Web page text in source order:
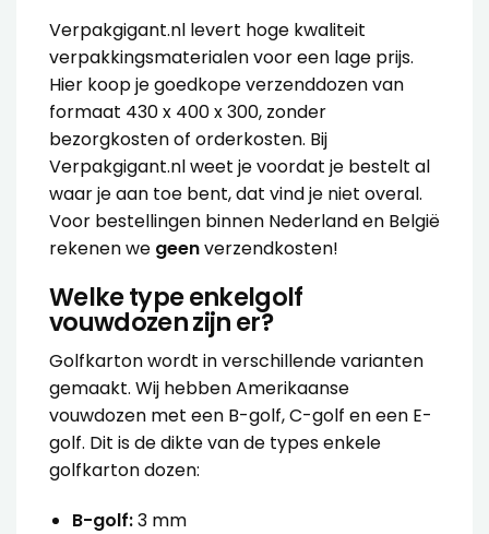
Verpakgigant.nl levert hoge kwaliteit
verpakkingsmaterialen voor een lage prijs.
Hier koop je goedkope verzenddozen van
formaat 430 x 400 x 300, zonder
bezorgkosten of orderkosten. Bij
Verpakgigant.nl weet je voordat je bestelt al
waar je aan toe bent, dat vind je niet overal.
Voor bestellingen binnen Nederland en België
rekenen we geenverzendkosten!
Welke type enkelgolf
vouwdozen zijn er?
Golfkarton wordt in verschillende varianten
gemaakt. Wij hebben Amerikaanse
vouwdozen met een B-golf, C-golf en een E-
golf. Dit is de dikte van de types enkele
golfkarton dozen:
B-golf:3 mm